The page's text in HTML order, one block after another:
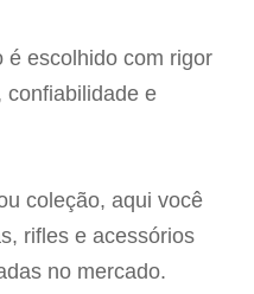
é escolhido com rigor
confiabilidade e
coleção, aqui você
rifles e acessórios
no mercado.